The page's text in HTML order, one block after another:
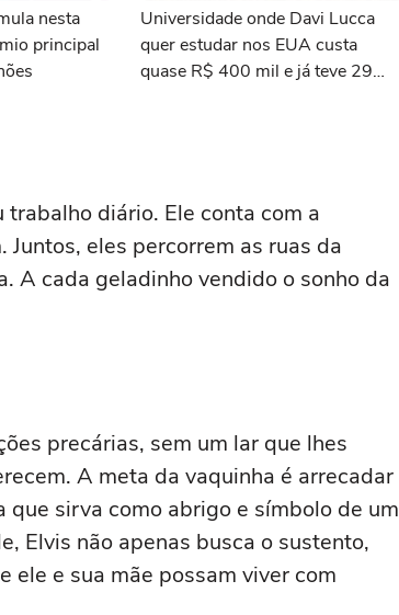
nesta
principal
Universidade onde Davi Lucca
quer estudar nos EUA custa
quase R$ 400 mil e já teve 29
trabalho diário. Ele conta com a
eles percorrem as ruas da
A cada geladinho vendido o sonho da
precárias, sem um lar que lhes
A meta da vaquinha é arrecadar
sirva como abrigo e símbolo de um
Elvis não apenas busca o sustento,
ele e sua mãe possam viver com